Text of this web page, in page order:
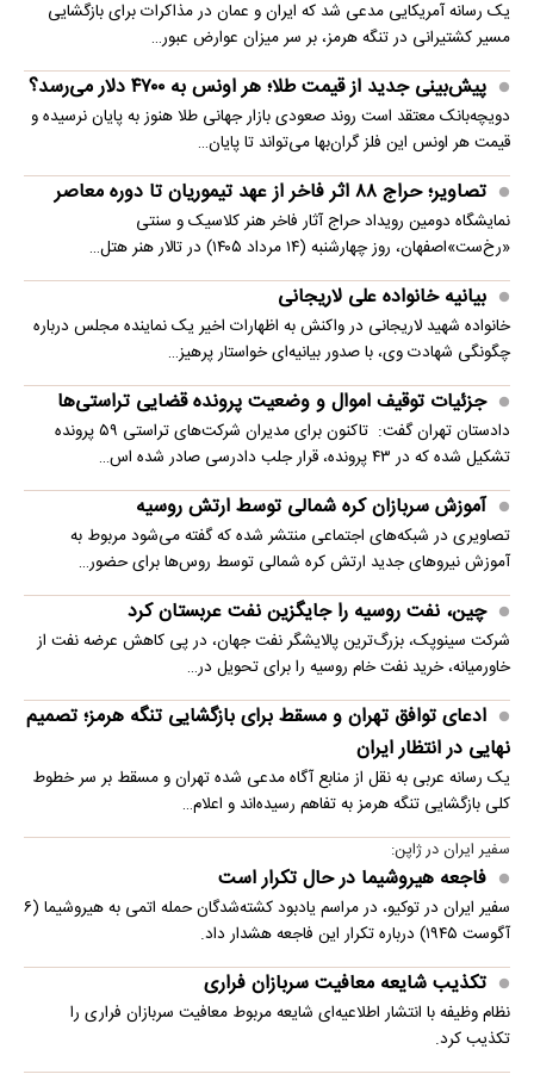
یک رسانه آمریکایی مدعی شد که ایران و عمان در مذاکرات برای بازگشایی
مسیر کشتیرانی در تنگه هرمز، بر سر میزان عوارض عبور…
پیش‌بینی جدید از قیمت طلا؛ هر اونس به ۴۷۰۰ دلار می‌رسد؟
دویچه‌بانک معتقد است روند صعودی بازار جهانی طلا هنوز به پایان نرسیده و
قیمت هر اونس این فلز گران‌بها می‌تواند تا پایان…
تصاویر؛ حراج ۸۸ اثر فاخر از عهد تیموریان تا دوره معاصر
نمایشگاه دومین رویداد حراج آثار فاخر هنر کلاسیک و سنتی
«رخ‌ست»اصفهان، روز چهارشنبه (۱۴ مرداد ۱۴۰۵) در تالار هنر هتل…
بیانیه خانواده علی لاریجانی
خانواده شهید لاریجانی در واکنش به اظهارات اخیر یک نماینده مجلس درباره
چگونگی شهادت وی، با صدور بیانیه‌ای خواستار پرهیز…
جزئیات توقیف اموال و وضعیت پرونده قضایی تراستی‌ها
دادستان تهران گفت: تاکنون برای مدیران شرکت‌های تراستی ۵۹ پرونده
تشکیل شده که در ۴۳ پرونده، قرار جلب دادرسی صادر شده اس…
آموزش سربازان کره شمالی توسط ارتش روسیه
تصاویری در شبکه‌های اجتماعی منتشر شده که گفته می‌شود مربوط به
آموزش نیروهای جدید ارتش کره شمالی توسط روس‌ها برای حضور…
چین، نفت روسیه را جایگزین نفت عربستان کرد
شرکت سینوپک، بزرگ‌ترین پالایشگر نفت جهان، در پی کاهش عرضه نفت از
خاورمیانه، خرید نفت خام روسیه را برای تحویل در…
ادعای توافق تهران و مسقط برای بازگشایی تنگه هرمز؛ تصمیم
نهایی در انتظار ایران
یک رسانه عربی به نقل از منابع آگاه مدعی شده تهران و مسقط بر سر خطوط
کلی بازگشایی تنگه هرمز به تفاهم رسیده‌اند و اعلام…
سفیر ایران در ژاپن:
فاجعه هیروشیما در حال تکرار است
سفیر ایران در توکیو، در مراسم یادبود کشته‌شدگان حمله اتمی به هیروشیما (۶
آگوست ۱۹۴۵) درباره تکرار این فاجعه هشدار داد.
تکذیب شایعه معافیت سربازان فراری
نظام وظیفه با انتشار اطلاعیه‌ای شایعه مربوط معافیت سربازان فراری را
تکذیب کرد.